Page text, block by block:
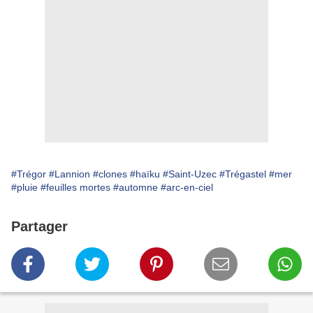
#Trégor #Lannion #clones #haïku #Saint-Uzec #Trégastel #mer
#pluie #feuilles mortes #automne #arc-en-ciel
Partager